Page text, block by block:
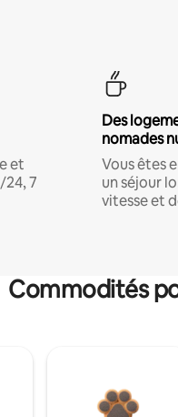
et
7
Des
nomades
Vous êtes
un séjour
vitesse et
Commodités